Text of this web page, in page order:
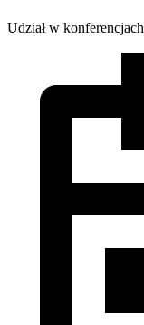
Udział w konferencjach